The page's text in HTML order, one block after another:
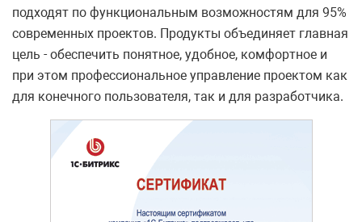
подходят по функциональным возможностям для 95%
современных проектов. Продукты объединяет главная
цель - обеспечить понятное, удобное, комфортное и
при этом профессиональное управление проектом как
для конечного пользователя, так и для разработчика.